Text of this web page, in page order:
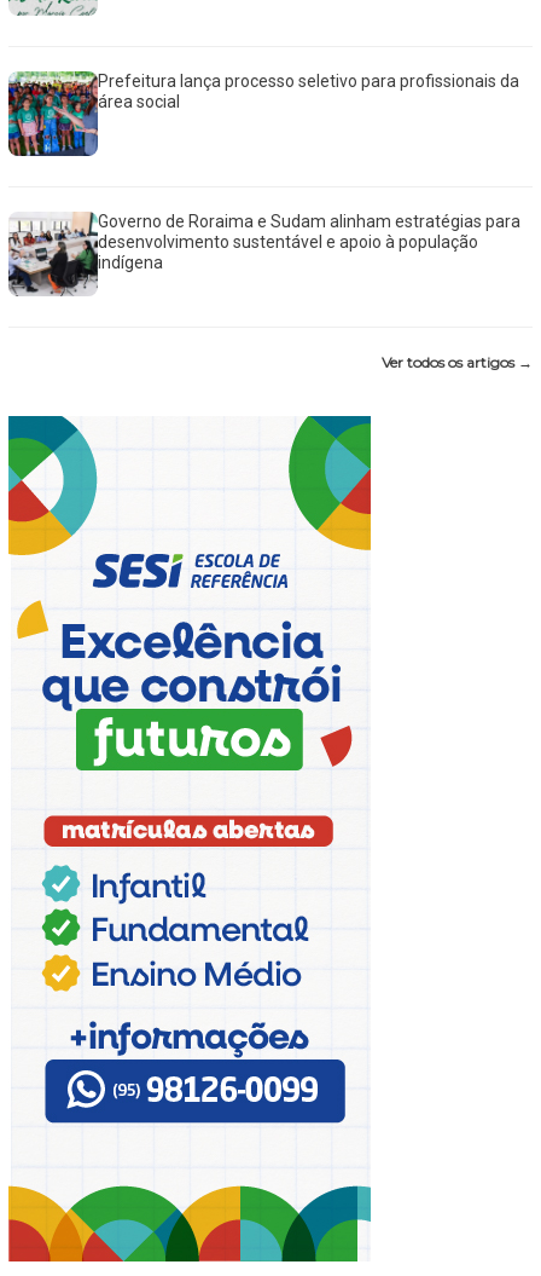
Prefeitura lança processo seletivo para profissionais da
área social
Governo de Roraima e Sudam alinham estratégias para
desenvolvimento sustentável e apoio à população
indígena
Ver todos os artigos →